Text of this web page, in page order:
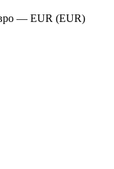
— EUR (EUR)